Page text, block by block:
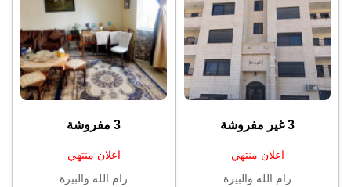
3 غير مفروشة
اعلان منتهي
رام الله والبيرة
3 مفروشة
اعلان منتهي
رام الله والبيرة